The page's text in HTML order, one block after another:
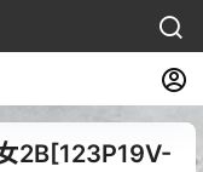
2B[123P19V-